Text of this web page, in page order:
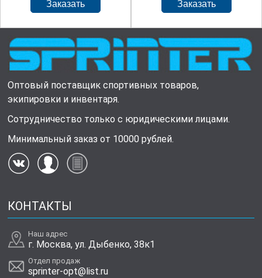
Оптовый поставщик спортивных товаров,
экипировки и инвентаря.
Сотрудничество только с юридическими лицами.
Минимальный заказ от 10000 рублей.
КОНТАКТЫ
Наш адрес
г. Москва, ул. Дыбенко, 38к1
Отдел продаж
sprinter-opt@list.ru